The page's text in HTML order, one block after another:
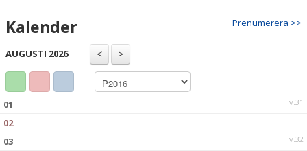
BILDGALLERI
DOKUMENT
KONTAKT
Prenumerera >>
Kalender
AUGUSTI 2026
v.31
01
02
v.32
03